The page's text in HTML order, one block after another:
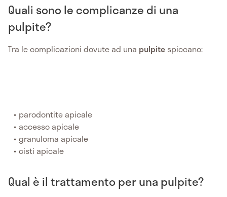
Quali sono le complicanze di una
pulpite?
Tra le complicazioni dovute ad una pulpite spiccano:
parodontite apicale
accesso apicale
granuloma apicale
cisti apicale
Qual è il trattamento per una pulpite?